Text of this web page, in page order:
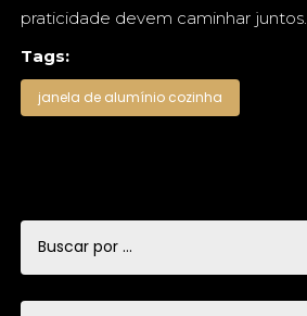
praticidade devem caminhar juntos.
Tags:
janela de alumínio cozinha